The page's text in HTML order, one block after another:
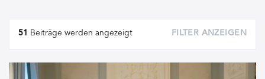
Artikel
51 Beiträge werden angezeigt FILTER ANZEIGEN